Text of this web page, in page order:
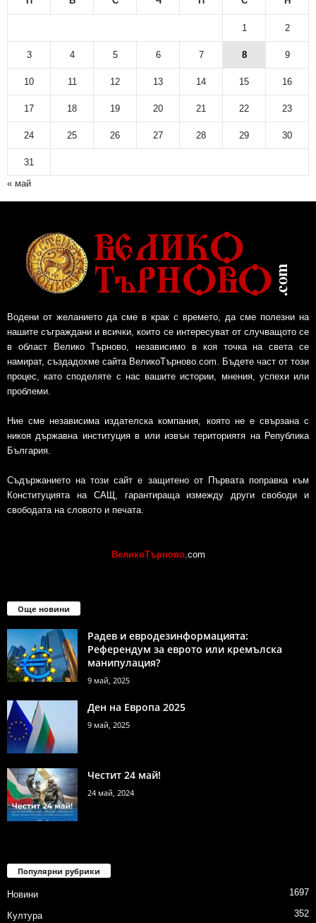
1 2
3 4 5 6 7 8 9
10 11 12 13 14 15 16
17 18 19 20 21 22 23
24 25 26 27 28 29 30
31
« май
Водени от желанието да сме в крак с времето, да сме полезни на
нашите съграждани и всички, които се интересуват от случващото се
в област Велико Търново, независимо в коя точка на света се
намират, създадохме сайта ВеликоТърново.com. Бъдете част от този
процес, като споделяте с нас вашите истории, мнения, успехи или
проблеми.
Ние сме независима издателска компания, която не е свързана с
никоя държавна институция в или извън териториятя на Република
България.
Съдържанието на този сайт е защитено от Първата поправка към
Конституцията на САЩ, гарантираща измежду други свободи и
свободата на словото и печата.
ВеликоТърново.com
Още новини
Радев и евродезинформацията:
Референдум за еврото или кремълска
манипулация?
9 май, 2025
Ден на Европа 2025
9 май, 2025
Честит 24 май!
24 май, 2024
Популярни рубрики
Новини 1697
Култура 352